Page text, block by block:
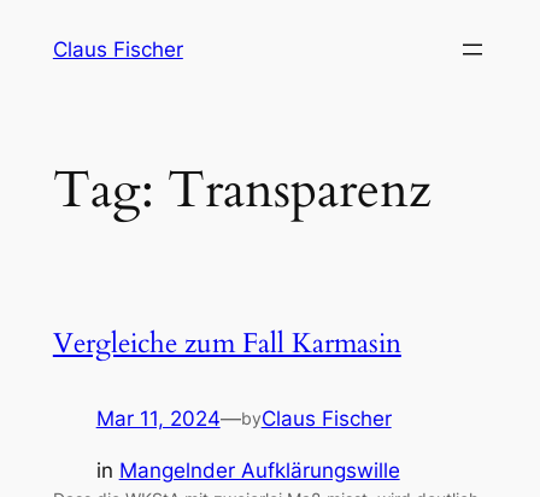
Claus Fischer
Tag: Transparenz
Vergleiche zum Fall Karmasin
Mar 11, 2024—byClaus Fischer
in Mangelnder Aufklärungswille